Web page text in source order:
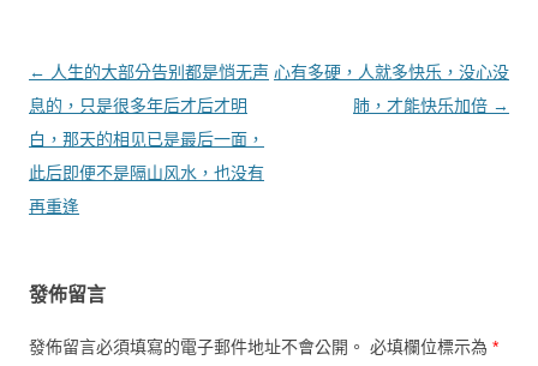
文章導覽
← 人生的大部分告别都是悄无声
息的，只是很多年后才后才明
白，那天的相见已是最后一面，
此后即便不是隔山风水，也没有
再重逢
心有多硬，人就多快乐，没心没
肺，才能快乐加倍 →
發佈留言
發佈留言必須填寫的電子郵件地址不會公開。 必填欄位標示為 *